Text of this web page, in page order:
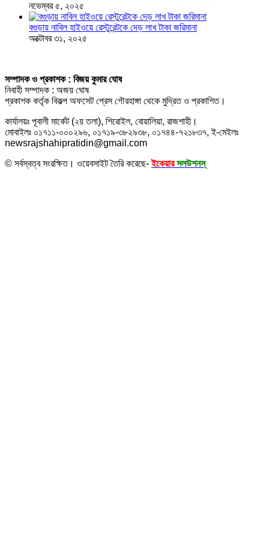
নভেম্বর ৫, ২০২৫
বগুড়ায় নাবিল হাইওয়ে রেস্টুরেন্টকে দেড় লাখ টাকা জরিমানা
অক্টোবর ৩১, ২০২৫
সম্পাদক ও প্রকাশক : বিজয় কুমার ঘোষ
নিবাহী সম্পাদক : অজয় ঘোষ
প্রকাশক কর্তৃক বিকল্প অফসেট প্রেস গৌরহাঙ্গা থেকে মুদ্রিত ও প্রকাশিত।
কার্যালয়ঃ পূবালী মার্কেট (২য় তলা), শিরোইল, বোয়ালিয়া, রাজশাহী।
মোবাইলঃ ০১৭১১-০০০২৯৬, ০১৭১৯-৩৮২৯৩৮, ০১৭৪৪-৭২১৮৩৭, ই-মেইলঃ
newsrajshahipratidin@gmail.com
© সর্বস্বত্ব সংরক্ষিত। ওয়েবসাইট তৈরি করেছে-ইকেয়ার সলউশনস্